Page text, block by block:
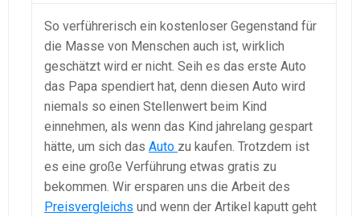
So verführerisch ein kostenloser Gegenstand für
die Masse von Menschen auch ist, wirklich
geschätzt wird er nicht. Seih es das erste Auto
das Papa spendiert hat, denn diesen Auto wird
niemals so einen Stellenwert beim Kind
einnehmen, als wenn das Kind jahrelang gespart
hätte, um sich das Auto zu kaufen. Trotzdem ist
es eine große Verführung etwas gratis zu
bekommen. Wir ersparen uns die Arbeit des
Preisvergleichs und wenn der Artikel kaputt geht